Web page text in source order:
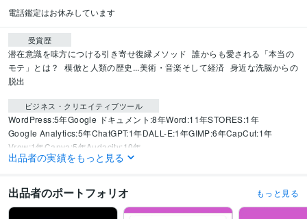
電話鑑定はお休みしています
受賞歴
潜在意識を味方につける引き寄せ復縁メソッド 誰からも愛される「本当の
モテ」とは？
模倣と人類の歴史...美術・音楽そして経済 身近な洗脳からの
脱出
ビジネス・クリエイティブツール
WordPress:5年Google ドキュメント:8年Word:11年STORES:1年
Google Analytics:5年ChatGPT:1年DALL-E:1年GIMP:6年CapCut:1年
Vrew:1年Canva:5年Audacity:10年
占い タロット
聴 アドバイス タロットカウンセリング
不倫 片思い スピリチュアル
仕事
出品者の実績をもっと見る
出品者のポートフォリオ もっと見る